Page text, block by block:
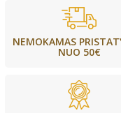
NEMOKAMAS
NUO 50€